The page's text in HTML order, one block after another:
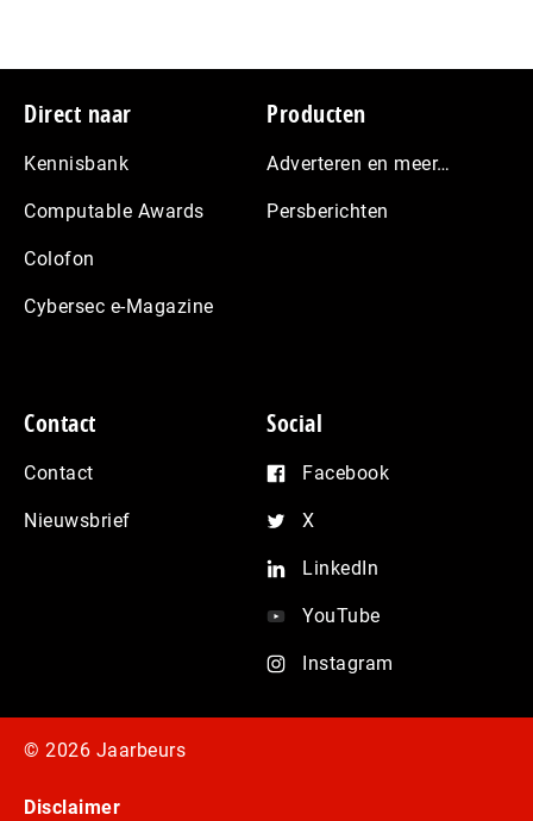
Footer
Direct naar
Kennisbank
Computable Awards
Colofon
Cybersec e-Magazine
Producten
Adverteren en meer…
Persberichten
Contact
Contact
Nieuwsbrief
Social
Facebook
X
LinkedIn
YouTube
Instagram
© 2026 Jaarbeurs
Disclaimer